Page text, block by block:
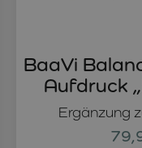
Ergänzung
BaaVi
Aufdruck